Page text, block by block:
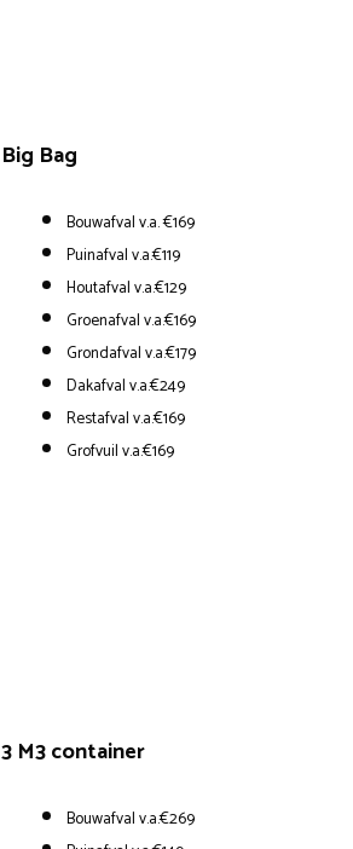
Big Bag
Bouwafval v.a. €169
Puinafval v.a.€119
Houtafval v.a.€129
Groenafval v.a.€169
Grondafval v.a.€179
Dakafval v.a.€249
Restafval v.a.€169
Grofvuil v.a.€169
3 M3 container
Bouwafval v.a.€269